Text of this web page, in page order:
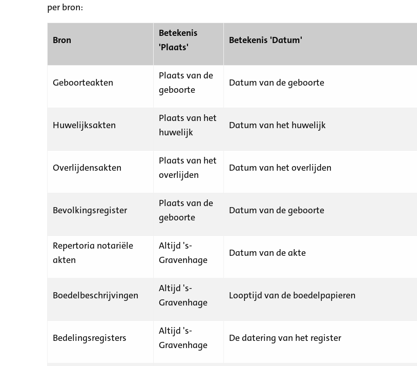
per bron:
Bron
Betekenis
'Plaats'
Betekenis 'Datum'
Geboorteakten
Plaats van de
geboorte
Datum van de geboorte
Huwelijksakten
Plaats van het
huwelijk
Datum van het huwelijk
Overlijdensakten
Plaats van het
overlijden
Datum van het overlijden
Bevolkingsregister
Plaats van de
geboorte
Datum van de geboorte
Repertoria notariële
akten
Altijd 's-
Gravenhage
Datum van de akte
Boedelbeschrijvingen
Altijd 's-
Gravenhage
Looptijd van de boedelpapieren
Bedelingsregisters
Altijd 's-
Gravenhage
De datering van het register